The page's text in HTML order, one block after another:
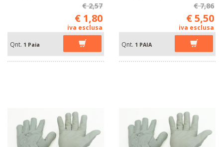
€ 2,57
€ 1,80
iva esclusa
Qnt. 1 Paia
€ 7,86
€ 5,50
iva esclusa
Qnt. 1 PAIA